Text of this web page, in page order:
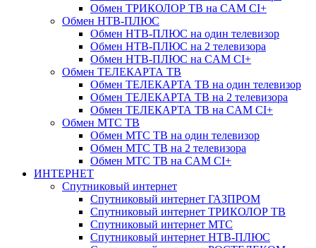
Обмен ТРИКОЛОР ТВ на CAM CI+
Обмен НТВ-ПЛЮС
Обмен НТВ-ПЛЮС на один телевизор
Обмен НТВ-ПЛЮС на 2 телевизора
Обмен НТВ-ПЛЮС на CAM CI+
Обмен ТЕЛЕКАРТА ТВ
Обмен ТЕЛЕКАРТА ТВ на один телевизор
Обмен ТЕЛЕКАРТА ТВ на 2 телевизора
Обмен ТЕЛЕКАРТА ТВ на CAM CI+
Обмен МТС ТВ
Обмен МТС ТВ на один телевизор
Обмен МТС ТВ на 2 телевизора
Обмен МТС ТВ на CAM CI+
ИНТЕРНЕТ
Спутниковый интернет
Спутниковый интернет ГАЗПРОМ
Спутниковый интернет ТРИКОЛОР ТВ
Спутниковый интернет МТС
Спутниковый интернет НТВ-ПЛЮС